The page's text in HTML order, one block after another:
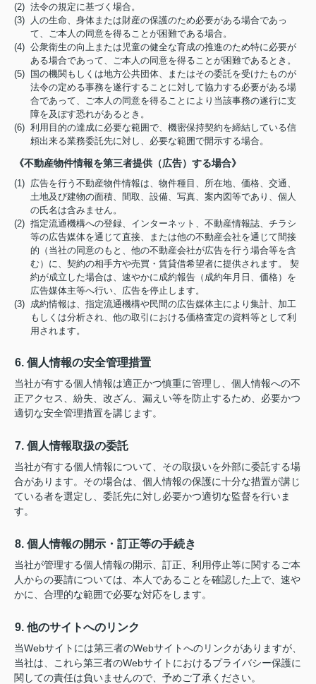
(2) 法令の規定に基づく場合。
(3) 人の生命、身体または財産の保護のため必要がある場合であっ
て、ご本人の同意を得ることが困難である場合。
(4) 公衆衛生の向上または児童の健全な育成の推進のため特に必要が
ある場合であって、ご本人の同意を得ることが困難であるとき。
(5) 国の機関もしくは地方公共団体、またはその委託を受けたものが
法令の定める事務を遂行することに対して協力する必要がある場
合であって、ご本人の同意を得ることにより当該事務の遂行に支
障を及ぼす恐れがあるとき。
(6) 利用目的の達成に必要な範囲で、機密保持契約を締結している信
頼出来る業務委託先に対し、必要な範囲で開示する場合。
《不動産物件情報を第三者提供（広告）する場合》
(1) 広告を行う不動産物件情報は、物件種目、所在地、価格、交通、
土地及び建物の面積、間取、設備、写真、案内図等であり、個人
の氏名は含みません。
(2) 指定流通機構への登録、インターネット、不動産情報誌、チラシ
等の広告媒体を通じて直接、または他の不動産会社を通じて間接
的（当社の同意のもと、他の不動産会社が広告を行う場合等を含
む）に、契約の相手方や売買・賃貸借希望者に提供されます。 契
約が成立した場合は、速やかに成約報告（成約年月日、価格）を
広告媒体主等へ行い、広告を停止します。
(3) 成約情報は、指定流通機構や民間の広告媒体主により集計、加工
もしくは分析され、他の取引における価格査定の資料等として利
用されます。
6. 個人情報の安全管理措置
当社が有する個人情報は適正かつ慎重に管理し、個人情報への不
正アクセス、紛失、改ざん、漏えい等を防止するため、必要かつ
適切な安全管理措置を講じます。
7. 個人情報取扱の委託
当社が有する個人情報について、その取扱いを外部に委託する場
合があります。その場合は、個人情報の保護に十分な措置が講じ
ている者を選定し、委託先に対し必要かつ適切な監督を行いま
す。
8. 個人情報の開示・訂正等の手続き
当社が管理する個人情報の開示、訂正、利用停止等に関するご本
人からの要請については、本人であることを確認した上で、速や
かに、合理的な範囲で必要な対応をします。
9. 他のサイトへのリンク
当Webサイトには第三者のWebサイトへのリンクがありますが、
当社は、これら第三者のWebサイトにおけるプライバシー保護に
関しての責任は負いませんので、予めご了承ください。